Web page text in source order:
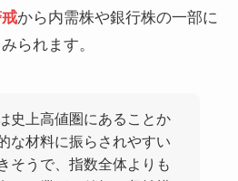
から内需株や銀行株の一部に
られます。
史上高値圏にあることか
な材料に振らされやすい
そうで、指数全体よりも